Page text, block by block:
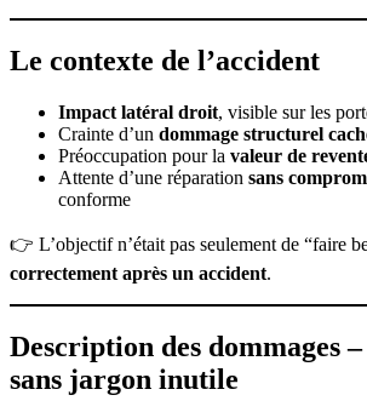
Le contexte de l’accident
Impact latéral droit, visible sur les
Crainte d’un dommage structurel
Préoccupation pour la valeur de
Attente d’une réparation sans
conforme
👉 L’objectif n’était pas seulement de “faire
correctement après un accident.
Description des dommages
sans jargon inutile